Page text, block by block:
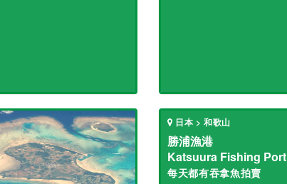
日本 > 和歌山
勝浦漁港
Katsuura Fishing Port
每天都有吞拿魚拍賣